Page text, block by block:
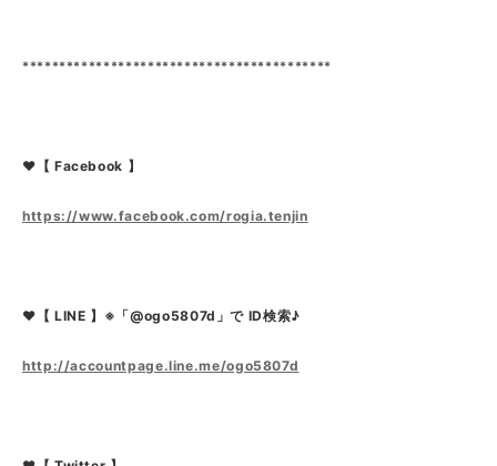
******************************************
❤【 Facebook 】
https://www.facebook.com/rogia.tenjin
❤【 LINE 】※「@ogo5807d」で ID検索♪
http://accountpage.line.me/ogo5807d